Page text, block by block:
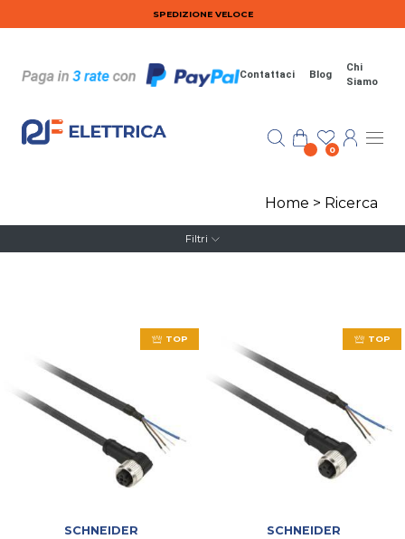
Salta al contenuto principaleSPEDIZIONE VELOCE
Contattaci Blog
Chi
Siamo
0
Home > Ricerca
Filtri
TOP
SCHNEIDER
TOP
SCHNEIDER